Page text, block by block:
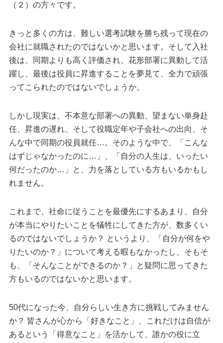
（２）の方々です。
きっと多くの方は、難しい選考試験を勝ち残って現在の
会社に就職されたのではないかと思います。そして入社
後は、同期よりも高く評価され、花形部署に異動して活
躍し、最後は役員に昇進することを夢見て、全力で頑張
ってこられたのではないでしょうか。
しかし現実は、不本意な部署への異動、望まない単身赴
任、昇進の遅れ、そして役職定年や子会社への出向、そ
んな中で同期の役員就任…。そのような中で、「こんな
はずじゃなかったのに…」、「自分の人生は、いったい
何だったのか…」と、力を落としている方もいるかもし
れません。
これまで、社命に従うことを最優先にするあまり、自分
が本当にやりたいことを犠牲にしてきた方が、数多くい
るのではないでしょうか？ というより、「自分が何をや
りたいのか？」について考える暇もなかったし、そもそ
も、「そんなことができるのか？」と疑問に思ってきた
方もいるのではないかと思います。
50代になった今、自分らしい生き方に挑戦してみません
か？ 皆さんが心から「好きなこと」、これだけは自信が
あるという「得意なこと」を活かして、誰かの役に立